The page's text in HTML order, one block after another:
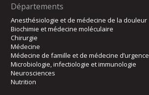
Départements
Anesthésiologie et de médecine de la douleur
Biochimie et médecine moléculaire
Chirurgie
Médecine
Médecine de famille et de médecine d’urgence
Microbiologie, infectiologie et immunologie
Neurosciences
Nutrition